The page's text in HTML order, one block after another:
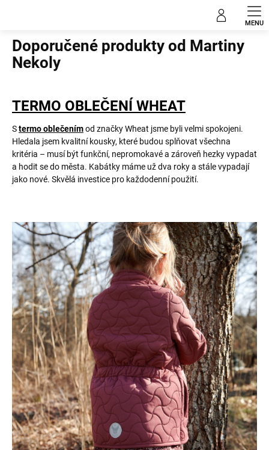
Doporučené produkty od Martiny
Nekoly
TERMO OBLEČENÍ WHEAT
Stermo oblečenímod značky Wheat jsme byli velmi spokojeni.
Hledala jsem kvalitní kousky, které budou splňovat všechna
kritéria – musí být funkční, nepromokavé a zároveň hezky vypadat
a hodit se do města. Kabátky máme už dva roky a stále vypadají
jako nové. Skvělá investice pro každodenní použití.